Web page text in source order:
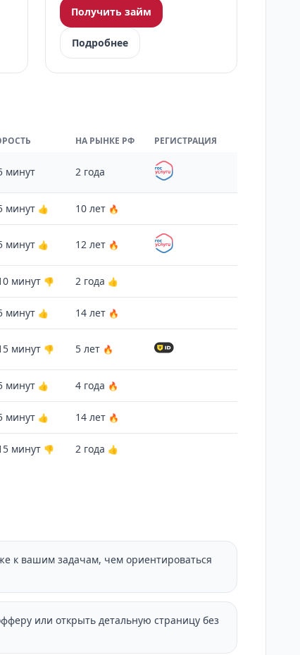
Получить займ
Подробнее
НА РЫНКЕ РФ РЕГИСТРАЦИЯ
минут 2 года
минут 👍 10 лет 🔥
минут 👍 12 лет 🔥
минут 👎 2 года 👍
минут 👍 14 лет 🔥
минут 👎 5 лет 🔥
минут 👍 4 года 🔥
минут 👍 14 лет 🔥
минут 👎 2 года 👍
к вашим задачам, чем ориентироваться
или открыть детальную страницу без